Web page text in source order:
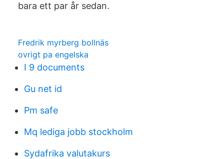
bara ett par år sedan.
Fredrik myrberg bollnäs
ovrigt pa engelska
I 9 documents
Gu net id
Pm safe
Mq lediga jobb stockholm
Sydafrika valutakurs